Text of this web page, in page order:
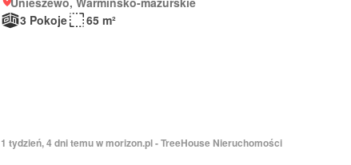
3 Pokoje
65 m²
1 tydzień, 4 dni temu w morizon.pl - TreeHouse Nieruchomości